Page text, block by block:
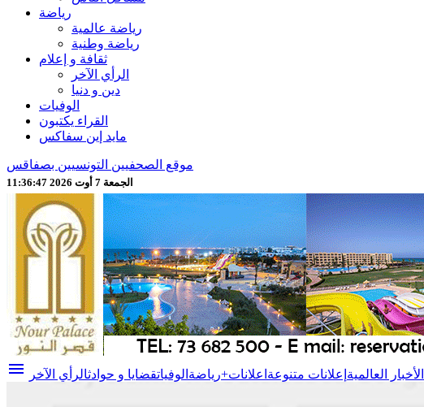
رياضة
رياضة عالمية
رياضة وطنية
ثقافة و إعلام
الرأي الآخر
دين و دنيا
الوفيات
القراء يكتبون
مايد إين سفاكس
موقع الصحفيين التونسيين بصفاقس
الجمعة 7 أوت 2026 11:36:49
menu الأخبار العالمية إعلانات متنوعة اعلانات+رياضة الوفياتقضايا و حوادثالرأي الآخر